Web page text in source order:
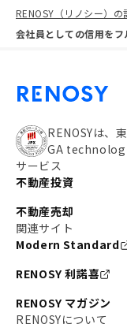
RENOSY（リノシー）の
会社員としての信用を
RENOSYは、
GA
サービス
不動産投資
不動産売却
関連サイト
Modern Standard
RENOSY 利諾喜
RENOSY マガジン
RENOSYについて